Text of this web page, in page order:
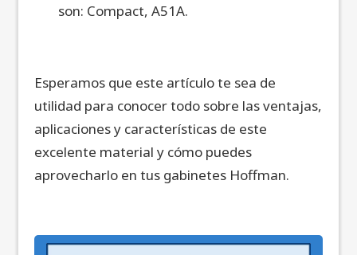
son: Compact, A51A.
Esperamos que este artículo te sea de
utilidad para conocer todo sobre las ventajas,
aplicaciones y características de este
excelente material y cómo puedes
aprovecharlo en tus gabinetes Hoffman.